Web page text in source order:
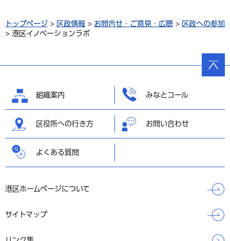
トップページ > 区政情報 > お問合せ・ご意見・広聴 > 区政への参加
> 港区イノベーションラボ
組織案内 みなとコール
区役所への行き方 お問い合わせ
よくある質問
港区ホームページについて
サイトマップ
ページ
の先頭